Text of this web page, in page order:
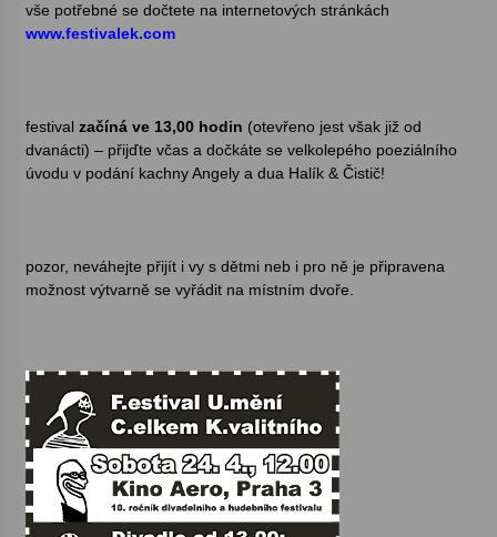
Letní koncerty ve Stromovce: Kolchoz a
Votavžatský ploty
23. 7. 2026
22. 7. 2026
17. 7. 2026
Ozvěny prázdnin
14. 7. 2026
vše potřebné se dočtete na internetových stránkách
www.festivalek.com
festival začíná ve 13,00 hodin (otevřeno jest však již od
dvanácti) – přijďte včas a dočkáte se velkolepého poeziálního
úvodu v podání kachny Angely a dua Halík & Čistič!
pozor, neváhejte přijít i vy s dětmi neb i pro ně je připravena
možnost výtvarně se vyřádit na místním dvoře.